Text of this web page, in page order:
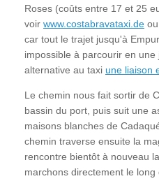
Roses (coûts entre 17 et 25
voir www.costabravataxi.de ou
car tout le trajet jusqu'à
impossible à parcourir en
alternative au taxi une liaison
Le chemin nous fait sortir de
bassin du port, puis suit une
maisons blanches de
chemin traverse ensuite la
rencontre bientôt à nouveau
marchons directement le